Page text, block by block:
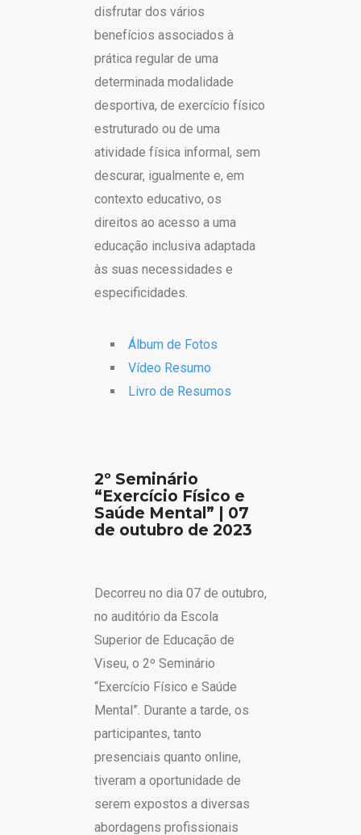
disfrutar dos vários
benefícios associados à
prática regular de uma
determinada modalidade
desportiva, de exercício físico
estruturado ou de uma
atividade física informal, sem
descurar, igualmente e, em
contexto educativo, os
direitos ao acesso a uma
educação inclusiva adaptada
às suas necessidades e
especificidades.
Álbum de Fotos
Vídeo Resumo
Livro de Resumos
2º Seminário
“Exercício Físico e
Saúde Mental” | 07
de outubro de 2023
Decorreu no dia 07 de outubro,
no auditório da Escola
Superior de Educação de
Viseu, o 2º Seminário
“Exercício Físico e Saúde
Mental”. Durante a tarde, os
participantes, tanto
presenciais quanto online,
tiveram a oportunidade de
serem expostos a diversas
abordagens profissionais